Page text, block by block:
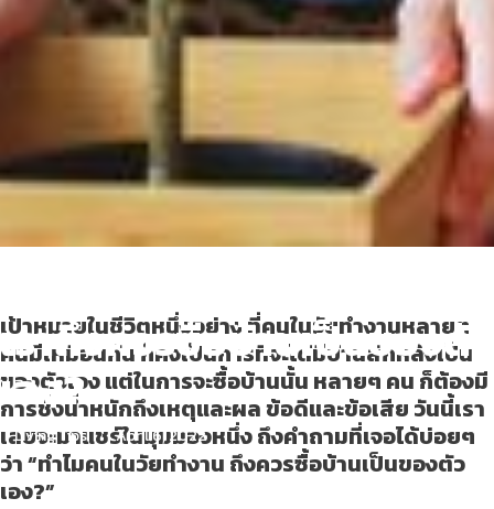
เราถึงควรซื้อบ้านเป็นของตัว
เอง?
Living Tips April 6, 2022
เป้าหมายในชีวิตหนึ่งอย่าง ที่คนในวัยทำงานหลายๆ
คนมีเหมือนกัน ก็คงเป็นการที่จะได้มีบ้านสักหลังเป็น
ของตัวเอง แต่ในการจะซื้อบ้านนั้น หลายๆ คน ก็ต้องมี
การชั่งน้ำหนักถึงเหตุและผล ข้อดีและข้อเสีย วันนี้เรา
เลยจะมาแชร์ในมุมมองหนึ่ง ถึงคำถามที่เจอได้บ่อยๆ
ว่า “ทำไมคนในวัยทำงาน ถึงควรซื้อบ้านเป็นของตัว
เอง?”